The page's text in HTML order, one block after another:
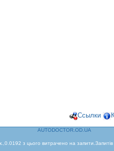
Ссылки
AUTODOCTOR.OD.UA
з цього витрачено на